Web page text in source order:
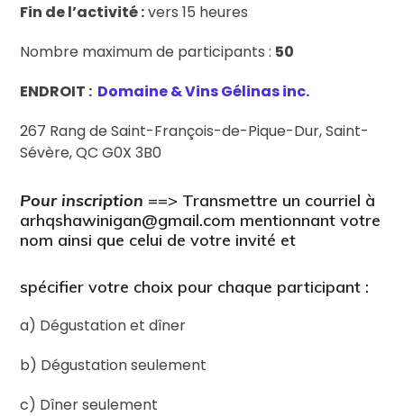
Fin de l’activité :vers 15 heures
Nombre maximum de participants : 50
ENDROIT : Domaine & Vins Gélinas inc.
267 Rang de Saint-François-de-Pique-Dur, Saint-
Sévère, QC G0X 3B0
Pour inscription ==> Transmettre un courriel à
arhqshawinigan@gmail.com mentionnant votre
nom ainsi que celui de votre invité et
spécifier votre choix pour chaque participant :
a) Dégustation et dîner
b) Dégustation seulement
c) Dîner seulement